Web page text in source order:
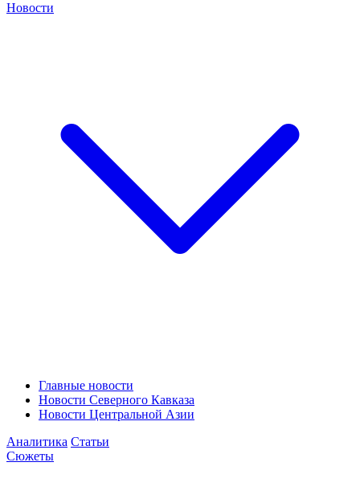
Новости
Главные новости
Новости Северного Кавказа
Новости Центральной Азии
Аналитика Статьи
Сюжеты